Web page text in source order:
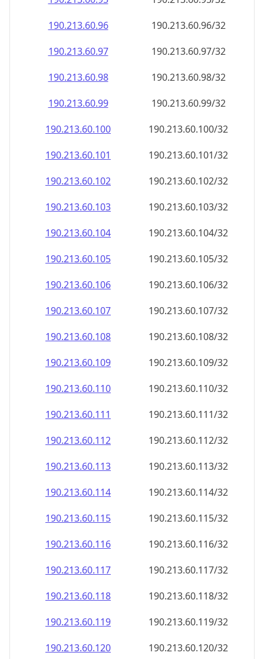
190.213.60.96
190.213.60.96/32
190.213.60.97
190.213.60.97/32
190.213.60.98
190.213.60.98/32
190.213.60.99
190.213.60.99/32
190.213.60.100
190.213.60.100/32
190.213.60.101
190.213.60.101/32
190.213.60.102
190.213.60.102/32
190.213.60.103
190.213.60.103/32
190.213.60.104
190.213.60.104/32
190.213.60.105
190.213.60.105/32
190.213.60.106
190.213.60.106/32
190.213.60.107
190.213.60.107/32
190.213.60.108
190.213.60.108/32
190.213.60.109
190.213.60.109/32
190.213.60.110
190.213.60.110/32
190.213.60.111
190.213.60.111/32
190.213.60.112
190.213.60.112/32
190.213.60.113
190.213.60.113/32
190.213.60.114
190.213.60.114/32
190.213.60.115
190.213.60.115/32
190.213.60.116
190.213.60.116/32
190.213.60.117
190.213.60.117/32
190.213.60.118
190.213.60.118/32
190.213.60.119
190.213.60.119/32
190.213.60.120
190.213.60.120/32